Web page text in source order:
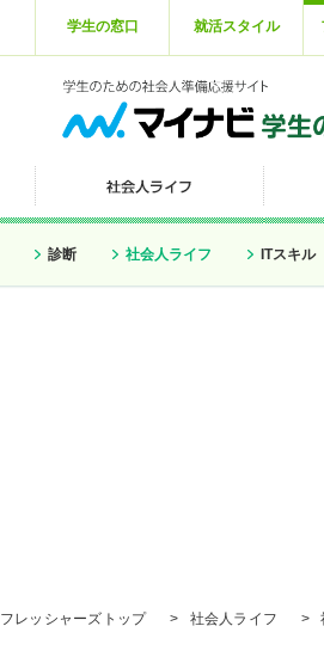
学生の窓口 就活スタイル
診断 社会人ライフ ITスキル
フレッシャーズトップ > 社会人ライフ >